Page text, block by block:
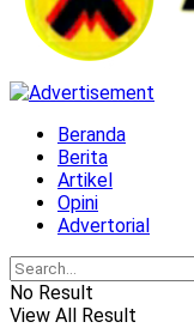
Beranda
Berita
Artikel
Opini
Advertorial
No Result
View All Result